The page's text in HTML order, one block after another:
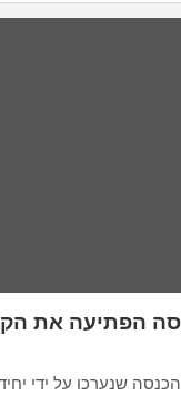
הפתיעה את
שנערכו על ידי